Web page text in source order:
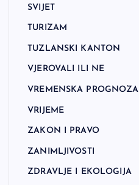
SVIJET
TURIZAM
TUZLANSKI KANTON
VJEROVALI ILI NE
VREMENSKA PROGNOZA
VRIJEME
ZAKON I PRAVO
ZANIMLJIVOSTI
ZDRAVLJE I EKOLOGIJA